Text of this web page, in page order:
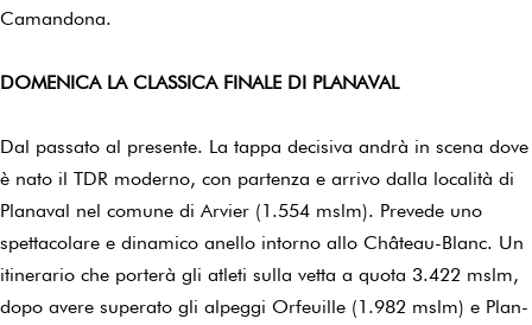
Camandona.
DOMENICA LA CLASSICA FINALE DI PLANAVAL
Dal passato al presente. La tappa decisiva andrà in scena dove
è nato il TDR moderno, con partenza e arrivo dalla località di
Planaval nel comune di Arvier (1.554 mslm). Prevede uno
spettacolare e dinamico anello intorno allo Château-Blanc. Un
itinerario che porterà gli atleti sulla vetta a quota 3.422 mslm,
dopo avere superato gli alpeggi Orfeuille (1.982 mslm) e Plan-